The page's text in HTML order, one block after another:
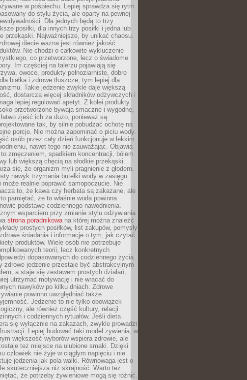
w pośpiechu. Lepiej sprawdza się rytm
do stylu życia, ale oparty na pewnej
Dla jednych będą to trzy
posiłki, dla innych trzy posiłki i jedna lub
przekąski. Najważniejsze, by unikać chaosu.
diecie ważna jest również jakość
Nie chodzi o całkowite wykluczenie
co przetworzone, lecz o świadome
Im częściej na talerzu pojawiają się
owoce, produkty pełnoziarniste, dobre
białka i zdrowe tłuszcze, tym lepiej dla
Takie jedzenie zwykle daje większą
dostarcza więcej składników odżywczych i
lepiej regulować apetyt. Z kolei produkty
przetworzone bywają smaczne i wygodne,
zjeść ich za dużo, ponieważ są
tak, by silnie pobudzać ochotę na
porcje. Nie można zapominać o piciu wody.
osób przez cały dzień funkcjonuje w lekkim
nawet tego nie zauważając. Objawia
zmęczeniem, spadkiem koncentracji, bólem
lub większą chęcią na słodkie przekąski.
się, że organizm myli pragnienie z głodem.
nawyk trzymania butelki wody w zasięgu
może realnie poprawić samopoczucie. Nie
to, że kawa czy herbata są zakazane, ale
pamiętać, że to właśnie woda powinna
podstawę codziennego nawodnienia.
wsparciem przy zmianie stylu odżywiania
strona poradnikowana której można znaleźć
prostych posiłków, list zakupów, pomysły
śniadania i informacje o tym, jak czytać
produktów. Wiele osób nie potrzebuje
teorii, lecz konkretnych
dopasowanych do codziennego życia.
zdrowe jedzenie przestaje być abstrakcyjnym
a staje się zestawem prostych działań,
utrzymać motywację i nie wracać do
nawyków po kilku dniach. Zdrowe
powinno uwzględniać także
Jedzenie to nie tylko obowiązek
ale również część kultury, relacji
i codziennych rytuałów. Jeśli dieta
się wyłącznie na zakazach, zwykle prowadzi
Lepiej budować taki model żywienia, w
większość wyborów wspiera zdrowie, ale
też miejsce na ulubione smaki. Dzięki
człowiek nie żyje w ciągłym napięciu i nie
jedzenia jak pola walki. Równowaga jest o
skuteczniejsza niż skrajność. Warto też
że potrzeby żywieniowe mogą się różnić.